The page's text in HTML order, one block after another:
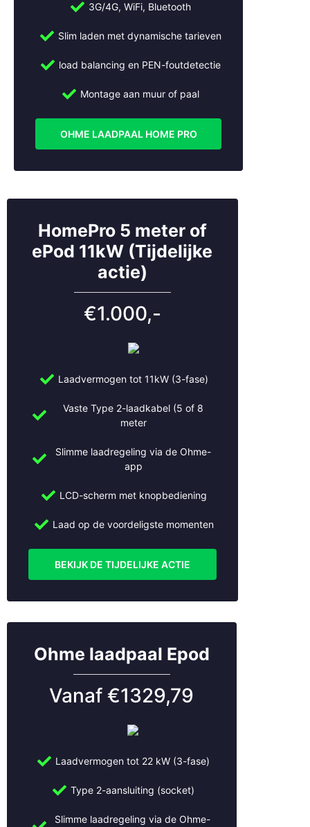
voor een laadpaal voor jouw
BMW
Wil je een laadpaal die perfect past bij jouw BMW en
laadbehoefte? Neem vandaag nog contact op met
Slimme Opladers voor een vrijblijvende offerte en
persoonlijk advies.
3G/4G, WiFi, Bluetooth
Slim laden met dynamische tarieven
load balancing en PEN-foutdetectie
Montage aan muur of paal
OHME LAADPAAL HOME PRO
HomePro 5 meter of
ePod 11kW (Tijdelijke
actie)
€1.000,-
Laadvermogen tot 11kW (3-fase)
Vaste Type 2-laadkabel (5 of 8
meter
Slimme laadregeling via de Ohme-
app
LCD-scherm met knopbediening
Laad op de voordeligste momenten
BEKIJK DE TIJDELIJKE ACTIE
Ohme laadpaal Epod
Vanaf €1329,79
Laadvermogen tot 22 kW (3-fase)
Type 2-aansluiting (socket)
Slimme laadregeling via de Ohme-